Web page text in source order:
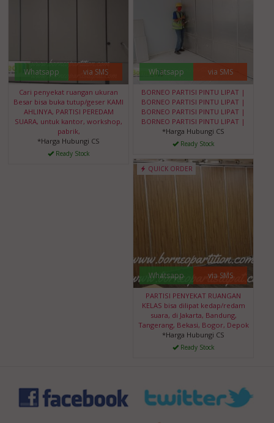
Whatsapp via SMS
Cari penyekat ruangan ukuran
Besar bisa buka tutup/geser KAMI
AHLINYA, PARTISI PEREDAM
SUARA, untuk kantor, workshop,
pabrik,
*Harga Hubungi CS
Ready Stock
Whatsapp via SMS
BORNEO PARTISI PINTU LIPAT |
BORNEO PARTISI PINTU LIPAT |
BORNEO PARTISI PINTU LIPAT |
BORNEO PARTISI PINTU LIPAT |
*Harga Hubungi CS
Ready Stock
QUICK ORDER
Whatsapp via SMS
PARTISI PENYEKAT RUANGAN
KELAS bisa dilipat kedap/redam
suara, di Jakarta, Bandung,
Tangerang, Bekasi, Bogor, Depok
*Harga Hubungi CS
Ready Stock